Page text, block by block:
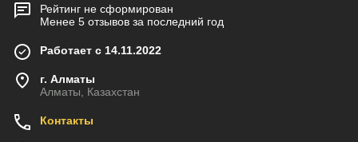
Рейтинг не сформирован
Менее 5 отзывов за последний год
Работает с 14.11.2022
г. Алматы
Алматы, Казахстан
Контакты